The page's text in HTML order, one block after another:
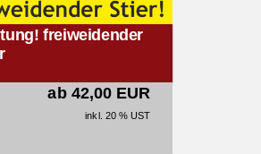
freiweidender
ab 42,00 EUR
inkl. 20 % UST